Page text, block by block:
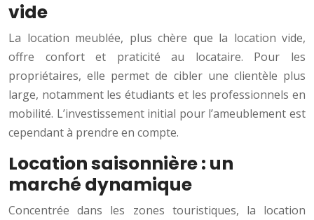
vide
La location meublée, plus chère que la location vide,
offre confort et praticité au locataire. Pour les
propriétaires, elle permet de cibler une clientèle plus
large, notamment les étudiants et les professionnels en
mobilité. L’investissement initial pour l’ameublement est
cependant à prendre en compte.
Location saisonnière : un
marché dynamique
Concentrée dans les zones touristiques, la location